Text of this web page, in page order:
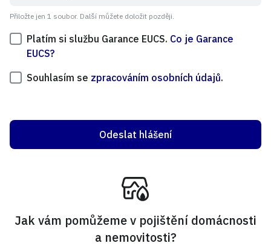
Přiložte jen 1 soubor. Další můžete doložit později.
Platím si službu Garance EUCS. Co je Garance
EUCS?
Souhlasím se zpracováním osobních údajů.
Jak vám pomůžeme v pojištění domácnosti
a nemovitosti?